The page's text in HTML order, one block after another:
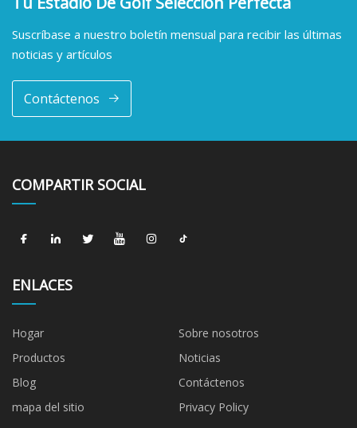
Suscríbase a nuestro boletín mensual para recibir las últimas
noticias y artículos
Contáctenos
COMPARTIR SOCIAL
ENLACES
Hogar
Sobre nosotros
Productos
Noticias
Blog
Contáctenos
mapa del sitio
Privacy Policy